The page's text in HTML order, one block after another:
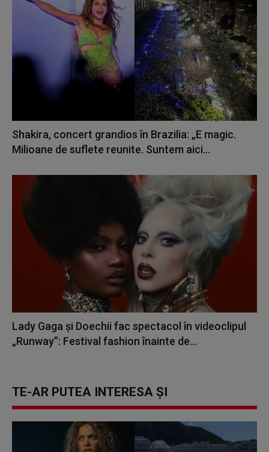
Shakira, concert grandios în Brazilia: „E magic.
Milioane de suflete reunite. Suntem aici...
Lady Gaga și Doechii fac spectacol în videoclipul
„Runway”: Festival fashion înainte de...
TE-AR PUTEA INTERESA ȘI